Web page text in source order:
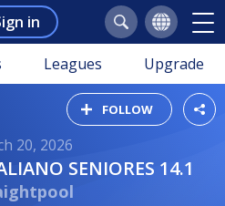
in
Leagues Upgrade
FOLLOW
20, 2026
SENIORES 14.1